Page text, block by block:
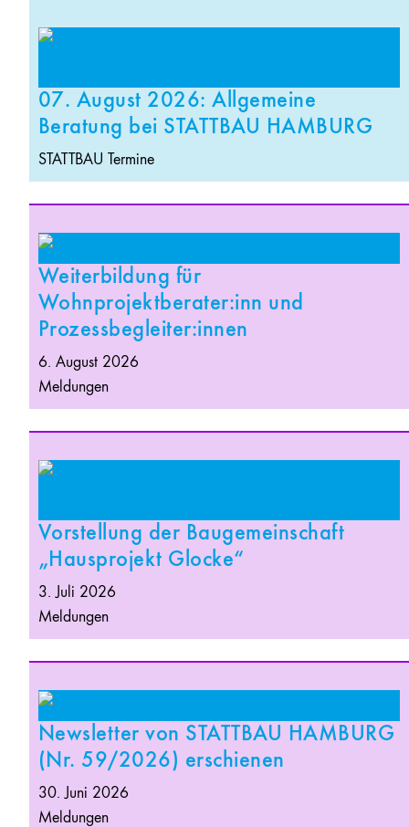
07. August 2026: Allgemeine
Beratung bei STATTBAU HAMBURG
STATTBAU Termine
Weiterbildung für
Wohnprojektberater:inn und
Prozessbegleiter:innen
6. August 2026
Meldungen
Vorstellung der Baugemeinschaft
„Hausprojekt Glocke“
3. Juli 2026
Meldungen
Newsletter von STATTBAU HAMBURG
(Nr. 59/2026) erschienen
30. Juni 2026
Meldungen